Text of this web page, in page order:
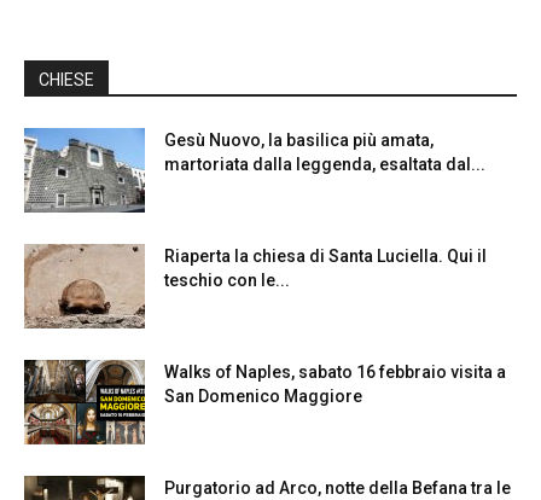
CHIESE
Gesù Nuovo, la basilica più amata,
martoriata dalla leggenda, esaltata dal...
Riaperta la chiesa di Santa Luciella. Qui il
teschio con le...
Walks of Naples, sabato 16 febbraio visita a
San Domenico Maggiore
Purgatorio ad Arco, notte della Befana tra le